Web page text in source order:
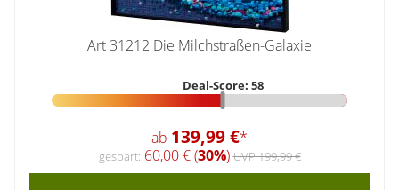
Art 31212 Die Milchstraßen-Galaxie
Deal-Score: 58
ab 139,99 €*
gespart: 60,00 € (30%)UVP 199,99 €